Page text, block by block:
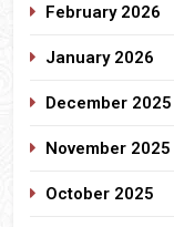
February 2026
January 2026
December 2025
November 2025
October 2025